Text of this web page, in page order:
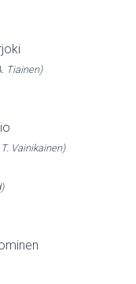
Tiainen)
Vainikainen)